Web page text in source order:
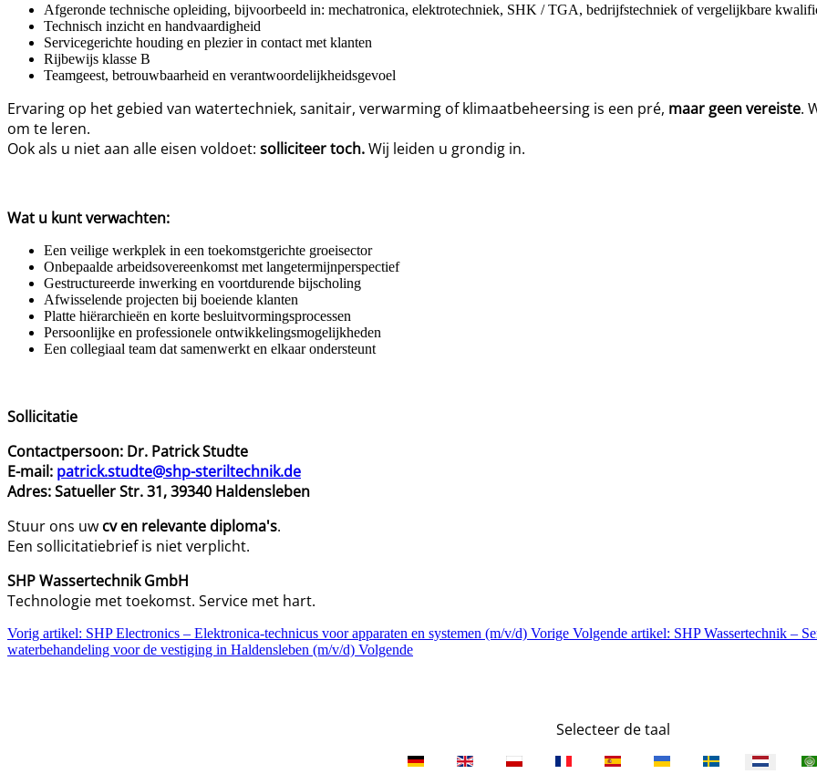
Afgeronde technische opleiding, bijvoorbeeld in: mechatronica, elektrotechniek, SHK / TGA, bedrijfstechniek of vergelijkbare
Technisch inzicht en handvaardigheid
Servicegerichte houding en plezier in contact met klanten
Rijbewijs klasse B
Teamgeest, betrouwbaarheid en verantwoordelijkheidsgevoel
Ervaring op het gebied van watertechniek, sanitair, verwarming of klimaatbeheersing is een pré, maar geen vereiste.
om te leren.
Ook als u niet aan alle eisen voldoet: solliciteer toch.Wij leiden u grondig in.
Wat u kunt verwachten:
Een veilige werkplek in een toekomstgerichte groeisector
Onbepaalde arbeidsovereenkomst met langetermijnperspectief
Gestructureerde inwerking en voortdurende bijscholing
Afwisselende projecten bij boeiende klanten
Platte hiërarchieën en korte besluitvormingsprocessen
Persoonlijke en professionele ontwikkelingsmogelijkheden
Een collegiaal team dat samenwerkt en elkaar ondersteunt
Sollicitatie
Contactpersoon: Dr. Patrick Studte
E-mail: patrick.studte@shp-steriltechnik.de
Adres: Satueller Str. 31, 39340 Haldensleben
Stuur ons uw cv en relevante diploma's.
Een sollicitatiebrief is niet verplicht.
SHP Wassertechnik GmbH
Technologie met toekomst. Service met hart.
Vorig artikel: SHP Electronics – Elektronica-technicus voor apparaten en systemen (m/v/d) Vorige Volgende artikel: SHP Wassertechnik –
waterbehandeling voor de vestiging in Haldensleben (m/v/d) Volgende
Selecteer de taal